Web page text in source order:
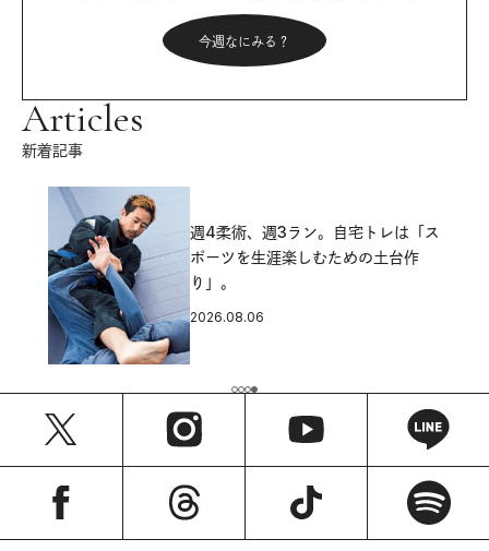
今週なにみる？
Articles
新着記事
週4柔術、週3ラン。自宅トレは「ス
ポーツを生涯楽しむための土台作
り」。
2026.08.06